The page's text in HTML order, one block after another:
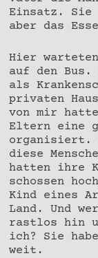
Einsatz. Sie
aber das
Hier
auf den Bus.
als
privaten
von mir
Eltern eine
organisiert.
diese
hatten ihre
schossen
Kind eines
Land. Und
rastlos hin
ich? Sie
weit.